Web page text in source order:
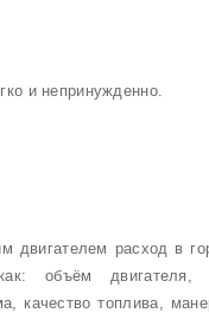
и непринужденно.
двигателем расход в
объём двигателя,
качество топлива,